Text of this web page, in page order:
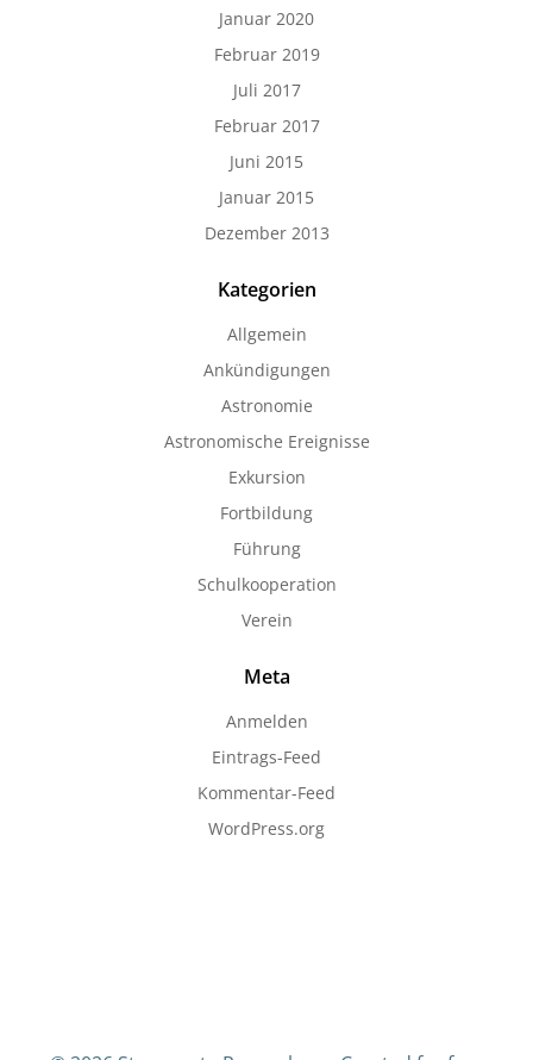
Januar 2020
Februar 2019
Juli 2017
Februar 2017
Juni 2015
Januar 2015
Dezember 2013
Kategorien
Allgemein
Ankündigungen
Astronomie
Astronomische Ereignisse
Exkursion
Fortbildung
Führung
Schulkooperation
Verein
Meta
Anmelden
Eintrags-Feed
Kommentar-Feed
WordPress.org